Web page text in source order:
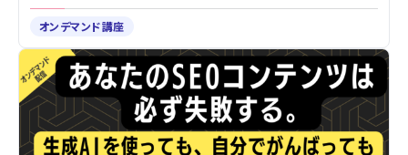
オンデマンド講座